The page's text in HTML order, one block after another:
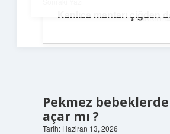
Pekmez
açar mı ?
Tarih: Haziran 13, 2026
Kanlıca mantarı çiğden